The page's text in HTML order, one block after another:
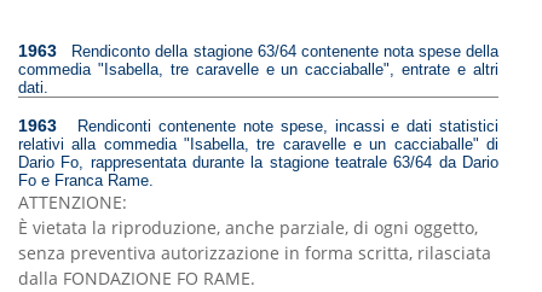
1963
Rendiconto della stagione 63/64 contenente nota spese della
commedia "Isabella, tre caravelle e un cacciaballe", entrate e altri
dati.
1963
Rendiconti contenente note spese, incassi e dati statistici
relativi alla commedia "Isabella, tre caravelle e un cacciaballe" di
Dario Fo, rappresentata durante la stagione teatrale 63/64 da Dario
Fo e Franca Rame.
ATTENZIONE:
È vietata la riproduzione, anche parziale, di ogni oggetto,
senza preventiva autorizzazione in forma scritta, rilasciata
dalla FONDAZIONE FO RAME.